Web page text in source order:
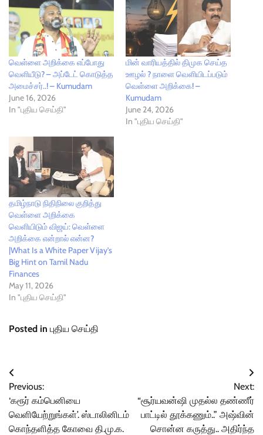
வெள்ளை அறிக்கை எப்போது
வெளியீடு? – அப்டேட் கொடுத்த
அமைச்சர்..! – Kumudam
June 16, 2026
In "புதிய செய்தி"
மின் வாரியத்தில் திமுக செய்த
ஊழல் ? நாளை வெளியிடப்படும்
வெள்ளை அறிக்கை! –
Kumudam
June 24, 2026
In "புதிய செய்தி"
தமிழ்நாடு நிதிநிலை குறித்து
வெள்ளை அறிக்கை
வெளியிடும் விஜய்: வெள்ளை
அறிக்கை என்றால் என்ன?
|What Is a White Paper Vijay’s
Big Hint on Tamil Nadu
Finances
May 11, 2026
In "புதிய செய்தி"
Posted in புதிய செய்தி
Post
navigation
Previous:
‘கரூர் கம்பெனியை
வெளியேற்றுங்கள்’. ஸ்டாலினிடம்
கொந்தளித்த கோவை தி.மு.க.
Next:
“சூர்யவன்ஷி முதல்ல தண்ணீர்
பாட்டில் தூக்கணும்..” அஷ்வின்
சொன்ன கருத்து.. அதிர்ந்த